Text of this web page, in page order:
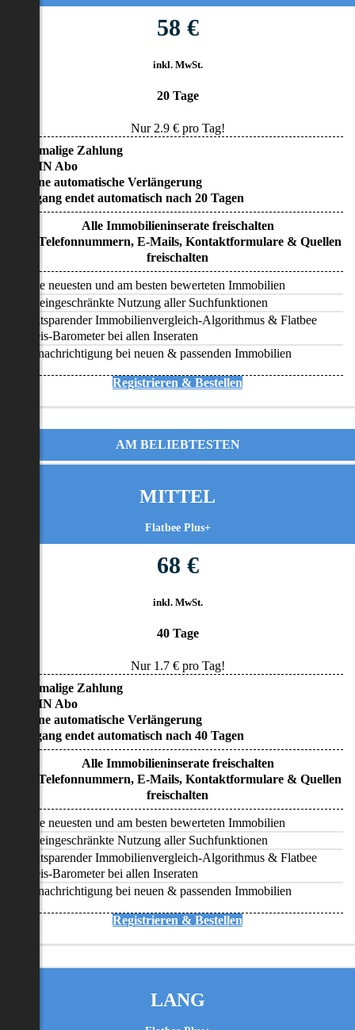
58 €
inkl. MwSt.
20 Tage
Nur 2.9€ pro Tag!
• Einmalige Zahlung
• KEIN Abo
• Keine automatische Verlängerung
• Zugang endet automatisch nach 20 Tagen
Alle Immobilieninserate freischalten
Alle Telefonnummern, E-Mails, Kontaktformulare & Quellen
freischalten
Alle neuesten und am besten bewerteten Immobilien
Uneingeschränkte Nutzung aller Suchfunktionen
Zeitsparender Immobilienvergleich-Algorithmus & Flatbee
Preis-Barometer bei allen Inseraten
Benachrichtigung bei neuen & passenden Immobilien
Registrieren & Bestellen
AM BELIEBTESTEN
MITTEL
Flatbee Plus+
68 €
inkl. MwSt.
40 Tage
Nur 1.7€ pro Tag!
• Einmalige Zahlung
• KEIN Abo
• Keine automatische Verlängerung
• Zugang endet automatisch nach 40 Tagen
Alle Immobilieninserate freischalten
Alle Telefonnummern, E-Mails, Kontaktformulare & Quellen
freischalten
Alle neuesten und am besten bewerteten Immobilien
Uneingeschränkte Nutzung aller Suchfunktionen
Zeitsparender Immobilienvergleich-Algorithmus & Flatbee
Preis-Barometer bei allen Inseraten
Benachrichtigung bei neuen & passenden Immobilien
Registrieren & Bestellen
LANG